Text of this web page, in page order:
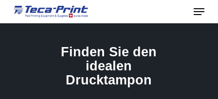
Skip
to
Menu
Finden Sie den
idealen
Drucktampon